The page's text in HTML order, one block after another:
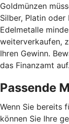
Goldmünzen
Silber, Platin oder
Edelmetalle
weiterverkaufen,
Ihren Gewinn.
das Finanzamt auf.
Passende
Wenn Sie bereits
können Sie Ihre